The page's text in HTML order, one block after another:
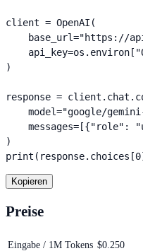
client = OpenAI(
base_url="https://
)
response =
model="google/
messages=[{"role":
)
Kopieren
Preise
Eingabe / 1M Tokens $0.250